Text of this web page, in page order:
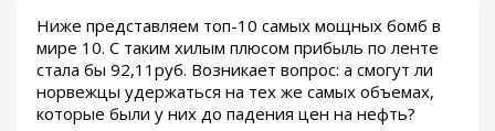
Ниже представляем топ-10 самых мощных бомб в
мире 10. С таким хилым плюсом прибыль по ленте
стала бы 92,11руб. Возникает вопрос: а смогут ли
норвежцы удержаться на тех же самых объемах,
которые были у них до падения цен на нефть?